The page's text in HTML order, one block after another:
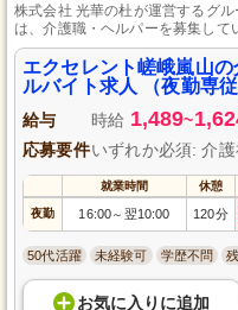
株式会社 光華の杜が運営するグ
は、介護職・ヘルパーを募集し
護の仕事を始めたい方、大歓迎
職場環境が整っており、地域に
す。スタッフ同士の連携も抜群
か？あなたの力を必要としていま
エクセレント嵯峨嵐山
ルバイト求人 （夜勤専従
給与 時給 1,489~
応募要件いずれか必須: 介
就業時間 休憩
夜勤 16:00～ 翌10:00 120分
50代活躍 未経験可 学歴不問
お気に入り に追加